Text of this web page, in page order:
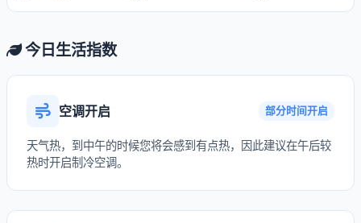
今日生活指数
空调开启 部分时间开启
天气热，到中午的时候您将会感到有点热，因此建议在午后较
热时开启制冷空调。